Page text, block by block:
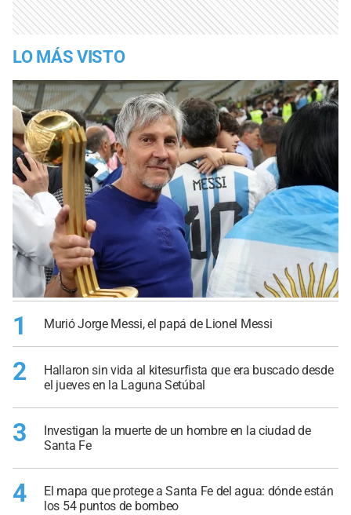
LO MÁS VISTO
1 Murió Jorge Messi, el papá de Lionel Messi
2
Hallaron sin vida al kitesurfista que era buscado desde
el jueves en la Laguna Setúbal
3
Investigan la muerte de un hombre en la ciudad de
Santa Fe
4
El mapa que protege a Santa Fe del agua: dónde están
los 54 puntos de bombeo